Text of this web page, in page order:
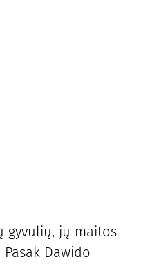
gyvulių, jų maitos
Dawido